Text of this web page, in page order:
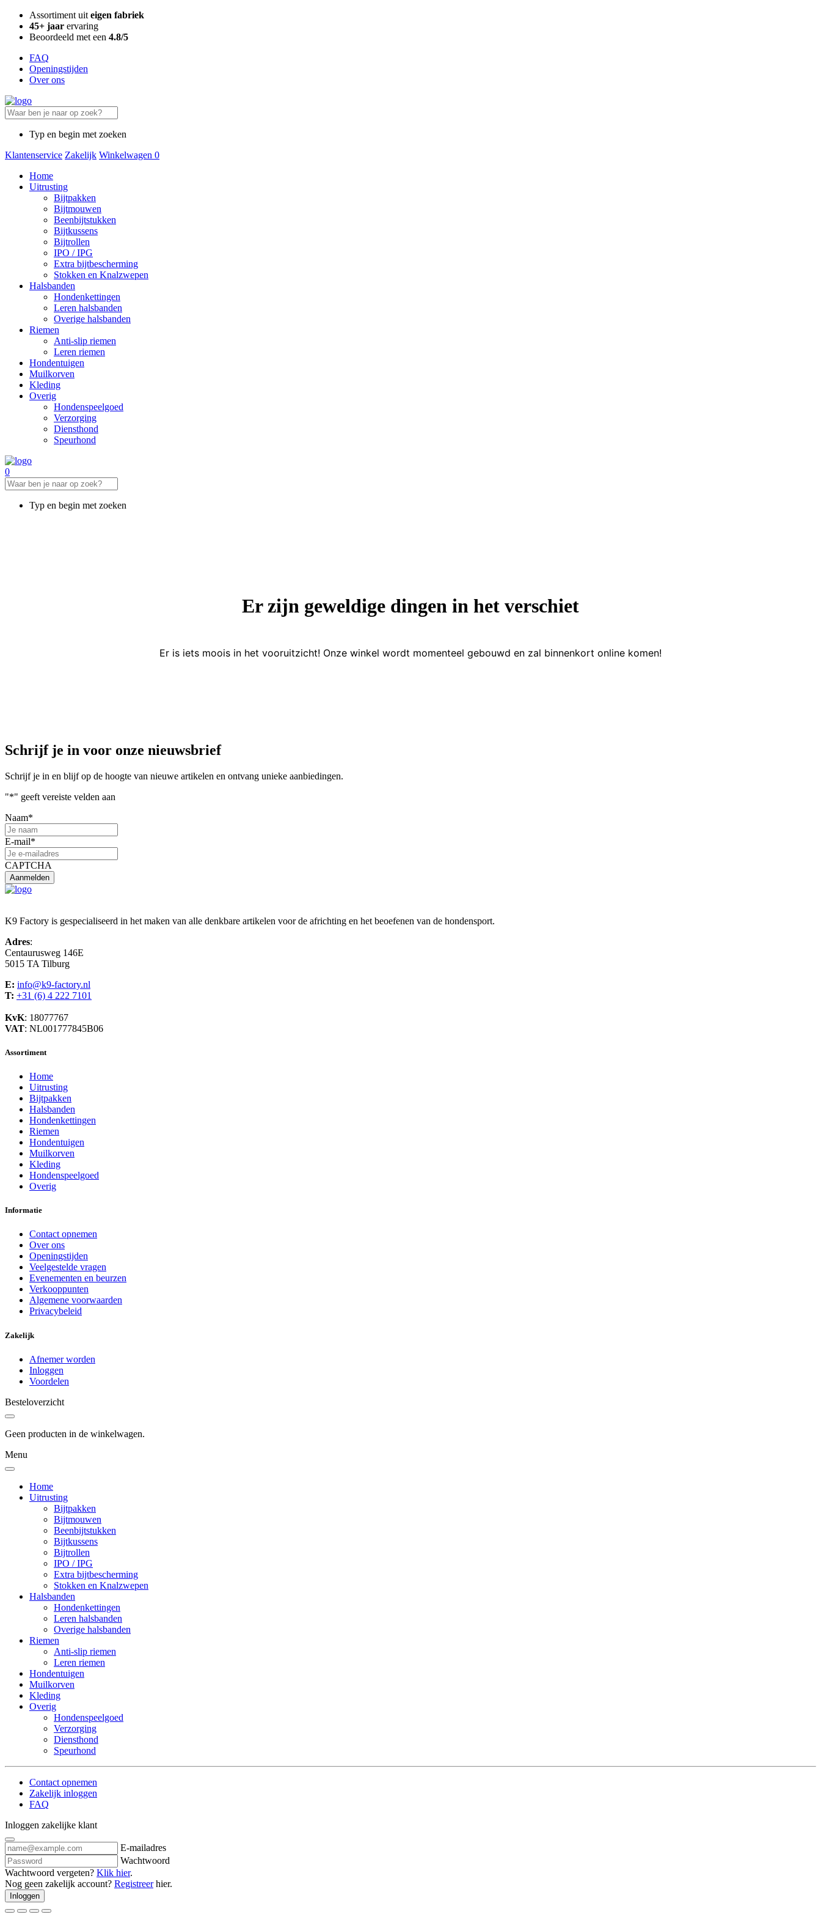
Assortiment uit eigen fabriek
45+ jaar ervaring
Beoordeeld met een 4.8/5
FAQ
Openingstijden
Over ons
Typ en begin met zoeken
Klantenservice Zakelijk Winkelwagen 0
Home
Uitrusting
Bijtpakken
Bijtmouwen
Beenbijtstukken
Bijtkussens
Bijtrollen
IPO / IPG
Extra bijtbescherming
Stokken en Knalzwepen
Halsbanden
Hondenkettingen
Leren halsbanden
Overige halsbanden
Riemen
Anti-slip riemen
Leren riemen
Hondentuigen
Muilkorven
Kleding
Overig
Hondenspeelgoed
Verzorging
Diensthond
Speurhond
0
Typ en begin met zoeken
Er zijn geweldige dingen in het verschiet
Er is iets moois in het vooruitzicht! Onze winkel wordt momenteel gebouwd en zal binnenkort online komen!
Schrijf je in voor onze nieuwsbrief
Schrijf je in en blijf op de hoogte van nieuwe artikelen en ontvang unieke aanbiedingen.
"*" geeft vereiste velden aan
Naam*
E-mail*
CAPTCHA
K9 Factory is gespecialiseerd in het maken van alle denkbare artikelen voor de africhting en het beoefenen van de hondensport.
Adres:
Centaurusweg 146E
5015 TA Tilburg
E: info@k9-factory.nl
T: +31 (6) 4 222 7101
KvK: 18077767
VAT: NL001777845B06
Assortiment
Home
Uitrusting
Bijtpakken
Halsbanden
Hondenkettingen
Riemen
Hondentuigen
Muilkorven
Kleding
Hondenspeelgoed
Overig
Informatie
Contact opnemen
Over ons
Openingstijden
Veelgestelde vragen
Evenementen en beurzen
Verkooppunten
Algemene voorwaarden
Privacybeleid
Zakelijk
Afnemer worden
Inloggen
Voordelen
Besteloverzicht
Geen producten in de winkelwagen.
Menu
Home
Uitrusting
Bijtpakken
Bijtmouwen
Beenbijtstukken
Bijtkussens
Bijtrollen
IPO / IPG
Extra bijtbescherming
Stokken en Knalzwepen
Halsbanden
Hondenkettingen
Leren halsbanden
Overige halsbanden
Riemen
Anti-slip riemen
Leren riemen
Hondentuigen
Muilkorven
Kleding
Overig
Hondenspeelgoed
Verzorging
Diensthond
Speurhond
Contact opnemen
Zakelijk inloggen
FAQ
Inloggen zakelijke klant
E-mailadres
Wachtwoord
Wachtwoord vergeten? Klik hier.
Nog geen zakelijk account? Registreerhier.
Inloggen